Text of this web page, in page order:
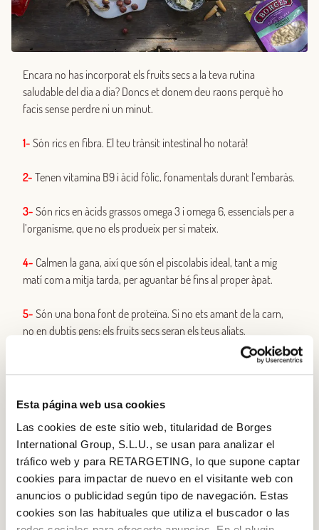
Esta página web usa cookies
Las cookies de este sitio web, titularidad de Borges
International Group, S.L.U., se usan para analizar el
tráfico web y para RETARGETING, lo que supone captar
cookies para impactar de nuevo en el visitante web con
anuncios o publicidad según tipo de navegación. Estas
cookies son las habituales que utiliza el buscador o las
Encara no has incorporat els fruits secs a la teva rutina
saludable del dia a dia? Doncs et donem deu raons perquè ho
facis sense perdre ni un minut.
1- Són rics en fibra. El teu trànsit intestinal ho notarà!
2- Tenen vitamina B9 i àcid fòlic, fonamentals durant l’embaràs.
3- Són rics en àcids grassos omega 3 i omega 6, essencials per a
l’organisme, que no els produeix per si mateix.
4- Calmen la gana, així que són el piscolabis ideal, tant a mig
matí com a mitja tarda, per aguantar bé fins al proper àpat.
5- Són una bona font de proteïna. Si no ets amant de la carn,
no en dubtis gens: els fruits secs seran els teus aliats.
Són súper versàtils. Ben picats en rebosteria, amb un iogurt i
i una copa de vi blanc. Hi ha cap piscolabis més gustós?
7-Redueixen el colesterol LDL (dolent) i augmenten l’HDL (bo).
8-Contenen vitamina E, que protegeix les cèl·lules contra
l’oxidació i l’envelliment.
9-Tant les ametlles com les avellanes són una bona font de